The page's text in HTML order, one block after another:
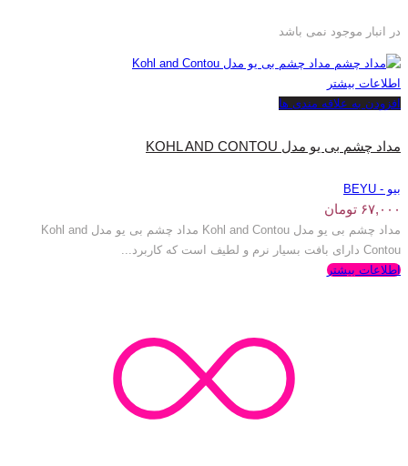
در انبار موجود نمی باشد
اطلاعات بیشتر
افزودن به علاقه مندی ها
مداد چشم بی یو مدل KOHL AND CONTOU
بیو - BEYU
۶۷,۰۰۰ تومان
مداد چشم بی یو مدل Kohl and Contou مداد چشم بی یو مدل Kohl and
Contou دارای بافت بسیار نرم و لطیف است که کاربرد...
اطلاعات بیشتر